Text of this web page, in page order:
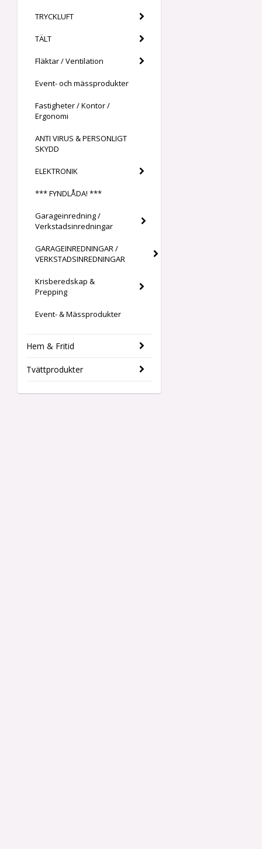
TRYCKLUFT
TÄLT
Fläktar / Ventilation
Event- och mässprodukter
Fastigheter / Kontor /
Ergonomi
ANTI VIRUS & PERSONLIGT
SKYDD
ELEKTRONIK
*** FYNDLÅDA! ***
Garageinredning /
Verkstadsinredningar
GARAGEINREDNINGAR /
VERKSTADSINREDNINGAR
Krisberedskap &
Prepping
Event- & Mässprodukter
Hem & Fritid
Tvättprodukter